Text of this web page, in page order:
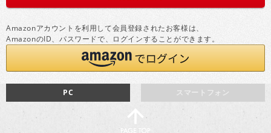
Amazonアカウントを利用して会員登録されたお客様は、
AmazonのID、パスワードで、ログインすることができます。
スマートフォン
PC